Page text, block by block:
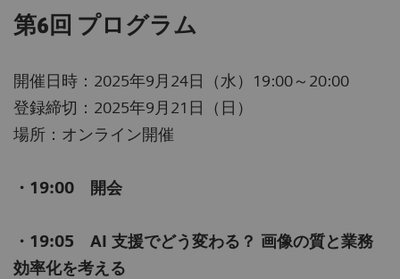
第6回 プログラム
開催日時：2025年9月24日（水）19:00～20:00
登録締切：2025年9月21日（日）
場所：オンライン開催
・19:00 開会
・19:05 AI 支援でどう変わる？ 画像の質と業務
効率化を考える